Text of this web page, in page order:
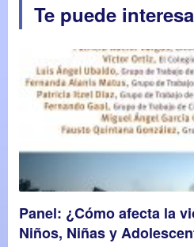
Te puede
Panel: ¿Cómo afecta la
Niños, Niñas y